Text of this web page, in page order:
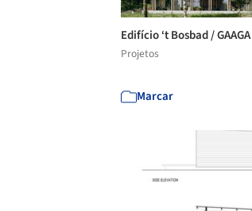
Edifício ‘t Bosbad / GAAGA
Projetos
Marcar